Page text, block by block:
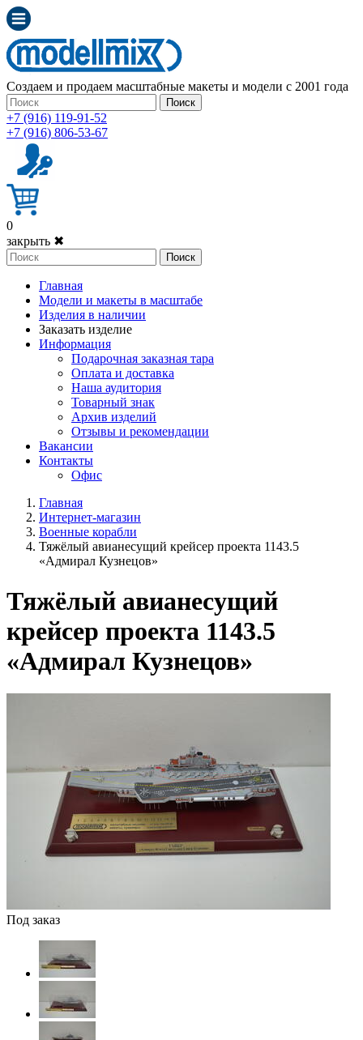
Создаем и продаем масштабные макеты и модели с 2001 года
Поиск
+7 (916) 119-91-52
+7 (916) 806-53-67
0
закрыть ✖
Поиск
Главная
Модели и макеты в масштабе
Изделия в наличии
Заказать изделие
Информация
Подарочная заказная тара
Оплата и доставка
Наша аудитория
Товарный знак
Архив изделий
Отзывы и рекомендации
Вакансии
Контакты
Офис
Главная
Интернет-магазин
Военные корабли
Тяжёлый авианесущий крейсер проекта 1143.5
«Адмирал Кузнецов»
Тяжёлый авианесущий
крейсер проекта 1143.5
«Адмирал Кузнецов»
Под заказ